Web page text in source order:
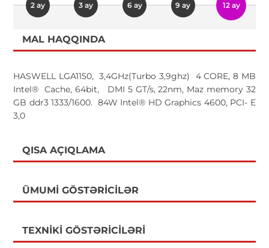
2 ay 3 ay 6 ay 9 ay 12 ay
MAL HAQQINDA
HASWELL LGA1150, 3,4GHz(Turbo 3,9ghz) 4 CORE, 8 MB
Intel® Cache, 64bit, DMI 5 GT/s, 22nm, Maz memory 32
GB ddr3 1333/1600. 84W Intel® HD Graphics 4600, PCI- E
3,0
QISA AÇIQLAMA
ÜMUMI GÖSTƏRICILƏR
TEXNIKI GÖSTƏRICILƏRI